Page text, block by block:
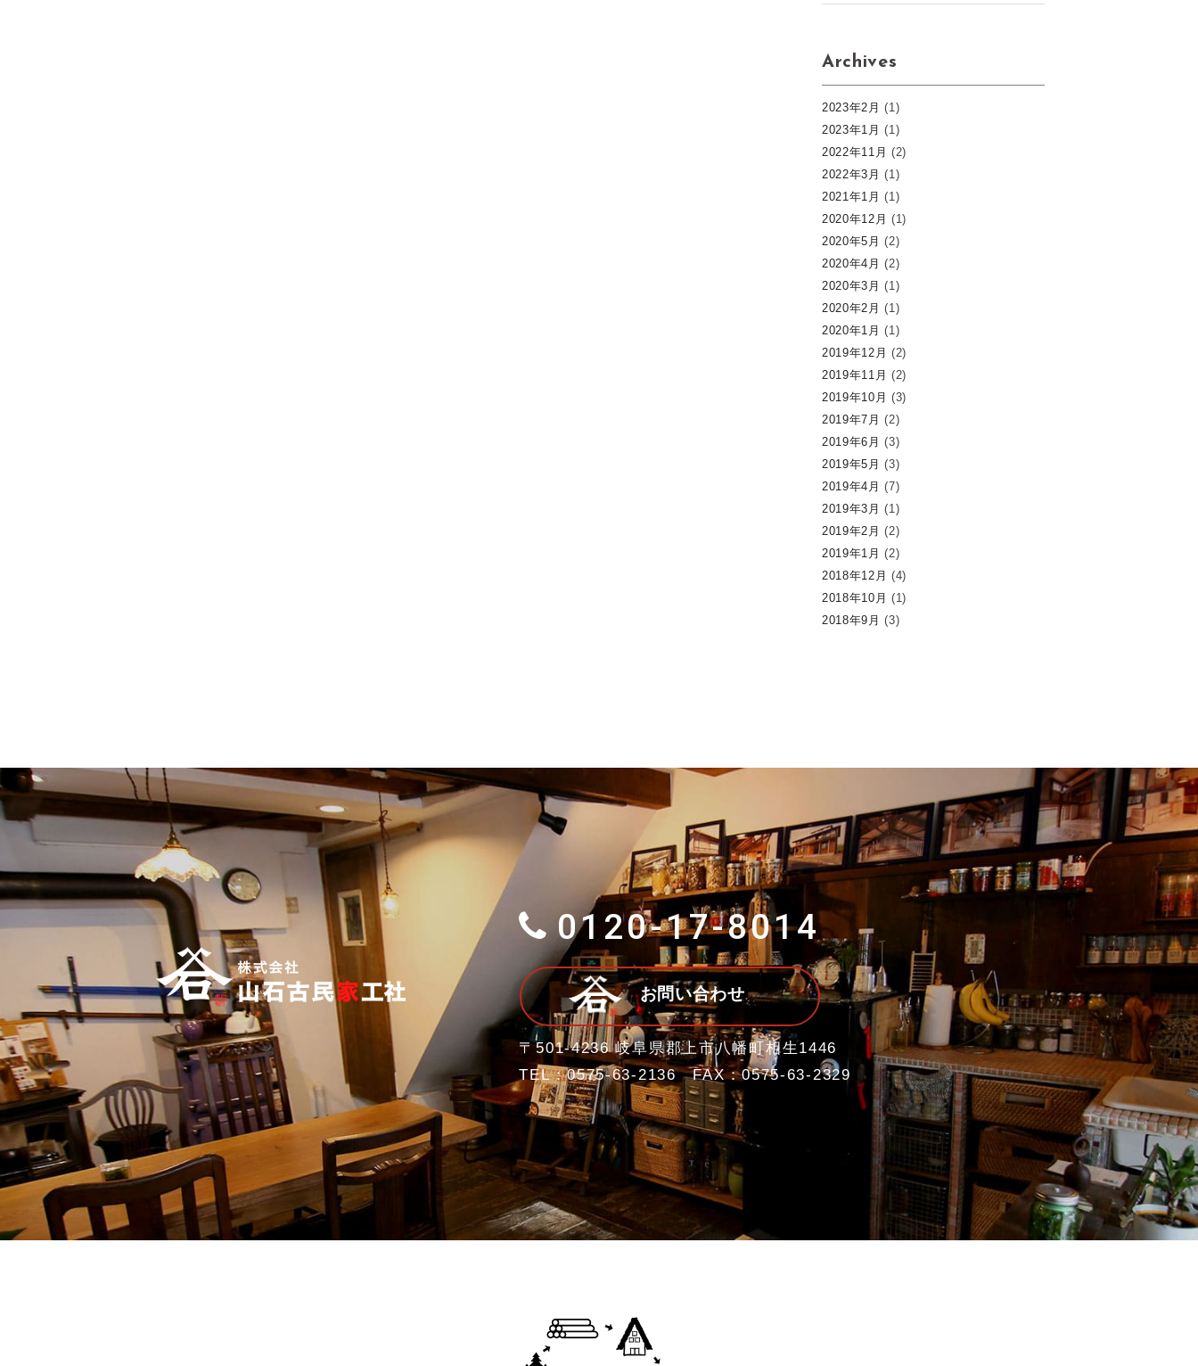
Archives
2023年2月 (1)
2023年1月 (1)
2022年11月 (2)
2022年3月 (1)
2021年1月 (1)
2020年12月 (1)
2020年5月 (2)
2020年4月 (2)
2020年3月 (1)
2020年2月 (1)
2020年1月 (1)
2019年12月 (2)
2019年11月 (2)
2019年10月 (3)
2019年7月 (2)
2019年6月 (3)
2019年5月 (3)
2019年4月 (7)
2019年3月 (1)
2019年2月 (2)
2019年1月 (2)
2018年12月 (4)
2018年10月 (1)
2018年9月 (3)
0120-17-8014
お問い合わせ
〒501-4236 岐阜県郡上市八幡町相生1446
TEL：0575-63-2136 FAX：0575-63-2329